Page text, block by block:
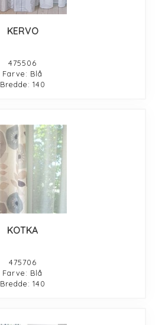
KERVO
475506
Farve: Blå
Bredde: 140
KOTKA
475706
Farve: Blå
Bredde: 140